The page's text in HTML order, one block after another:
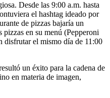
Desde las 9:00 a.m. hasta
el hashtag ideado por
de pizzas bajaría un
en su menú (Pepperoni
disfrutar el mismo día de 11:00
un éxito para la cadena de
en materia de imagen,